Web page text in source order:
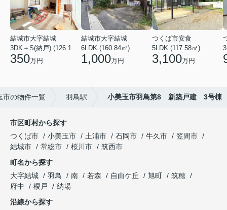
結城市大字結城
3DK＋S(納戸) (126.19㎡)
350万円
結城市大字結城
6LDK (160.84㎡)
1,000万円
つくば市安食
5LDK (117.58㎡)
3,100万円
市の物件一覧 羽鳥駅 小美玉市羽鳥第8 新築戸建 3号棟
市区町村から探す
つくば市
小美玉市 土浦市 石岡市 牛久市
笠間市
結城市
常総市 桜川市
筑西市
町名から探す
大字結城
羽鳥 南 若森 自由ケ丘 旭町
筑穂
府中
榎戸
納場
沿線から探す